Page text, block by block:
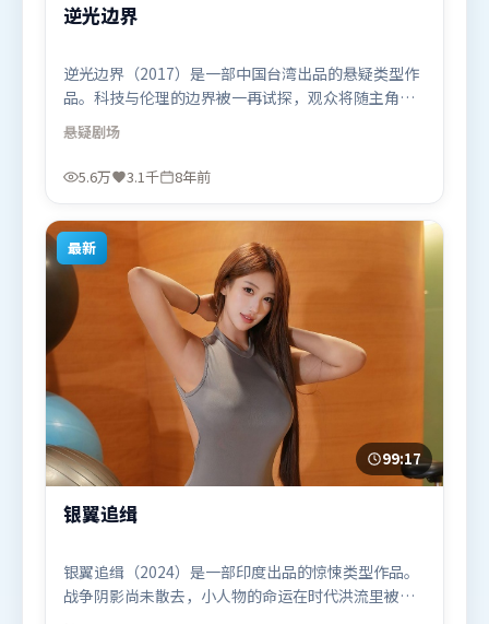
逆光边界
逆光边界（2017）是一部中国台湾出品的悬疑类型作
品。科技与伦理的边界被一再试探，观众将随主角一
起经历道德震荡。视听风格统一而富有实验感，配乐
与画面情绪贴合。由宁浩执导，咏梅、河正宇、汤
唯，段奕宏、刘亦菲等联袂出演。影片于2017年9月
疑题材的观众观看。
悬疑剧场
5.6万 3.1千 8年前
最新
99:17
银翼追缉
银翼追缉（2024）是一部印度出品的惊悚类型作品。
战争阴影尚未散去，小人物的命运在时代洪流里被轻